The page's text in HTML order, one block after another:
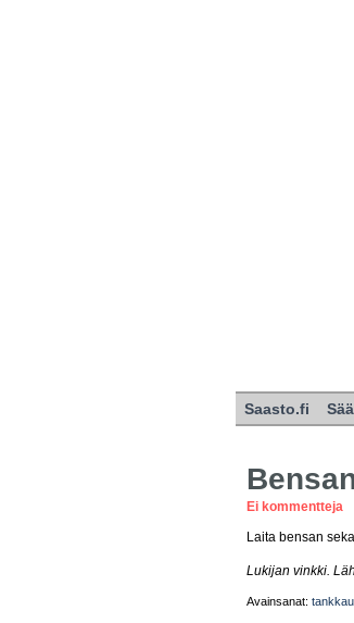
Saasto.fi
Ei kommentteja
Laita bensan
Lukijan vinkki.
Avainsanat: